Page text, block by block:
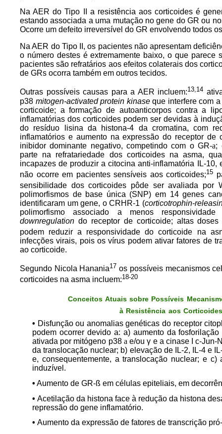
Na AER do Tipo II a resistência aos corticoides é
estando associada a uma mutação no gene do GR ou
Ocorre um defeito irreversível do GR envolvendo todos
Na AER do Tipo II, os pacientes não apresentam
o número destes é extremamente baixo, o que parece
pacientes são refratários aos efeitos colaterais dos
de GRs ocorra também em outros tecidos.
Outras possíveis causas para a AER incluem:13,14
p38 mitogen-activated protein kinaseque interfere com a
corticoide; a formação de autoanticorpos contra a
inflamatórias dos corticoides podem ser devidas à
do resíduo lisina da histona-4 da cromatina, com
inflamatórios e aumento na expressão do receptor de
inibidor dominante negativo, competindo com o GR-a;
parte na refratariedade dos corticoides na asma,
incapazes de produzir a citocina anti-inflamatória IL-10,
não ocorre em pacientes sensíveis aos corticoides;15
sensibilidade dos corticoides pôde ser avaliada por
polimorfismos de base única (SNP) em 14 genes
identificaram um gene, o CRHR-1 (corticotrophin-
polimorfismo associado a menos
downregulation do receptor de corticoide; altas
podem reduzir a responsividade do corticoide na
infecções virais, pois os vírus podem ativar fatores de
ao corticoide.
Segundo Nicola Hanania17 os possíveis mecanismos
corticoides na asma incluem:18-20
Conceitos Atuais sobre Possíveis
à Resistência aos
• Disfunção ou anomalias genéticas do receptor
podem ocorrer devido a: a) aumento da
ativada por mitógeno p38 a e/ou γ e a cinase I c-Jun-
da translocação nuclear; b) elevação de IL-2, IL-4 e
e, consequentemente, a translocação nuclear; e
induzível.
• Aumento de GR-ß em células epiteliais, em
• Acetilação da histona face à redução da histona
repressão do gene inflamatório.
• Aumento da expressão de fatores de transcrição